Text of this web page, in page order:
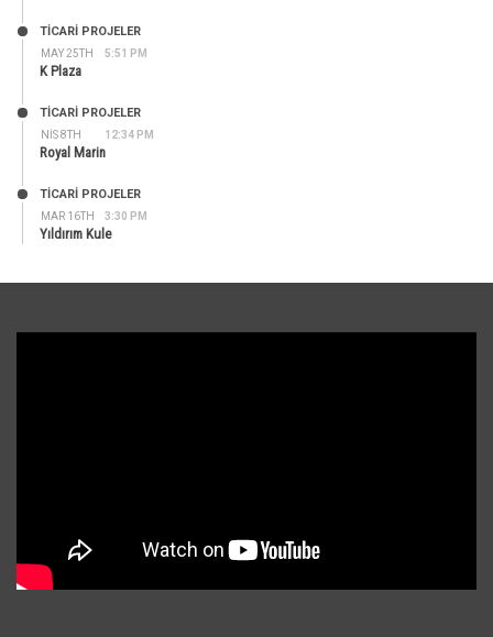
MAY 25TH 5:51 PM
TİCARİ PROJELER
K Plaza
NIS 8TH 12:34 PM
TİCARİ PROJELER
Royal Marin
MAR 16TH 3:30 PM
TİCARİ PROJELER
Yıldırım Kule